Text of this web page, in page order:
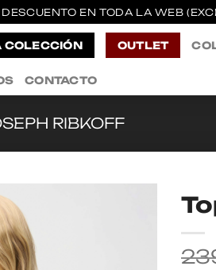
EN TODA LA WEB
COLECCIÓN OUTLET
CONTACTO
RIBKOFF